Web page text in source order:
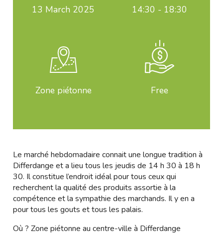
13 March 2025 14:30 - 18:30
Zone piétonne Free
Le marché hebdomadaire connait une longue tradition à
Differdange et a lieu tous les jeudis de 14 h 30 à 18 h
30. Il constitue l’endroit idéal pour tous ceux qui
recherchent la qualité des produits assortie à la
compétence et la sympathie des marchands. Il y en a
pour tous les gouts et tous les palais.
Où ? Zone piétonne au centre-ville à Differdange